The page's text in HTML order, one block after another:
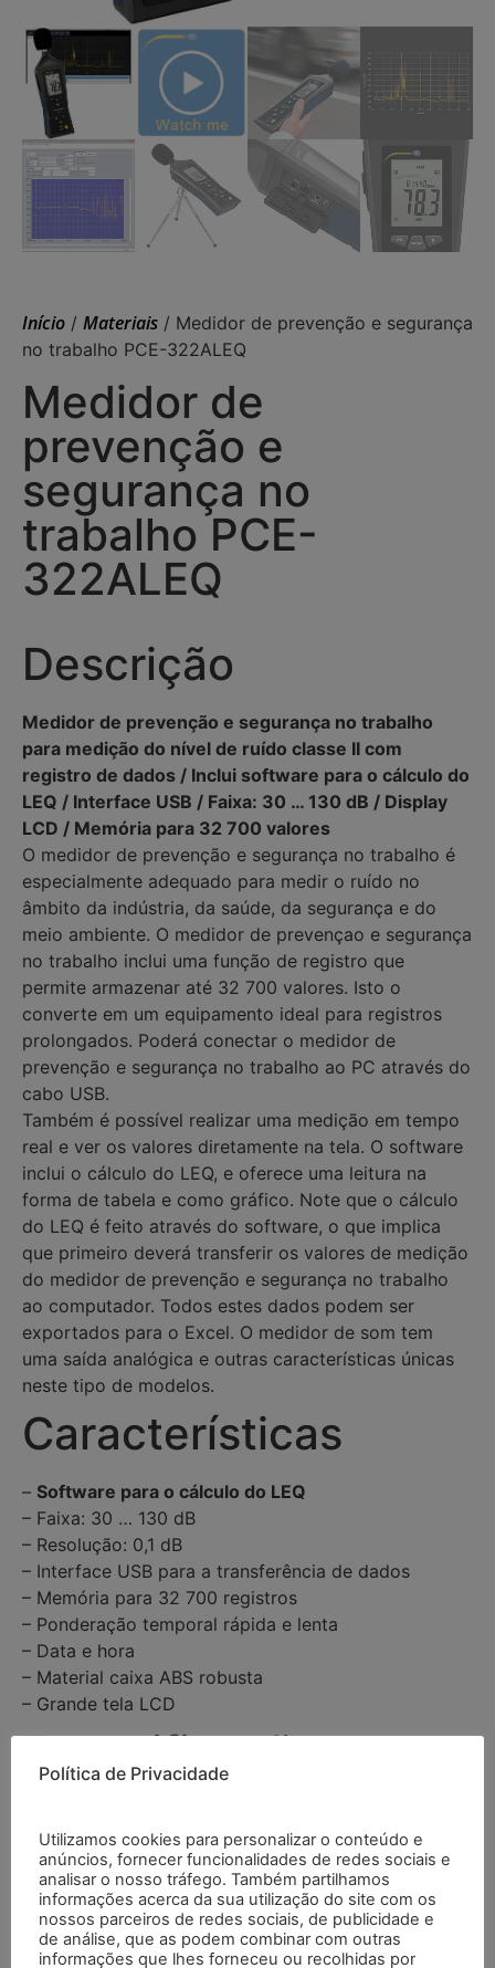
Início / Materiais / Medidor de prevenção e segurança
no trabalho PCE-322ALEQ
Medidor de
prevenção e
segurança no
trabalho PCE-
322ALEQ
Descrição
Medidor de prevenção e segurança no trabalho
para medição do nível de ruído classe II com
registro de dados / Inclui software para o cálculo do
LEQ / Interface USB / Faixa: 30 … 130 dB / Display
LCD / Memória para 32 700 valores
O medidor de prevenção e segurança no trabalho é
especialmente adequado para medir o ruído no
âmbito da indústria, da saúde, da segurança e do
meio ambiente. O medidor de prevençao e segurança
no trabalho inclui uma função de registro que
permite armazenar até 32 700 valores. Isto o
converte em um equipamento ideal para registros
prolongados. Poderá conectar o medidor de
prevenção e segurança no trabalho ao PC através do
cabo USB.
Também é possível realizar uma medição em tempo
real e ver os valores diretamente na tela. O software
inclui o cálculo do LEQ, e oferece uma leitura na
forma de tabela e como gráfico. Note que o cálculo
do LEQ é feito através do software, o que implica
que primeiro deverá transferir os valores de medição
do medidor de prevenção e segurança no trabalho
ao computador. Todos estes dados podem ser
exportados para o Excel. O medidor de som tem
uma saída analógica e outras características únicas
neste tipo de modelos.
Características
– Software para o cálculo do LEQ
– Faixa: 30 … 130 dB
– Resolução: 0,1 dB
– Interface USB para a transferência de dados
– Memória para 32 700 registros
– Ponderação temporal rápida e lenta
– Data e hora
– Material caixa ABS robusta
– Grande tela LCD
Especificações
Medium 50 … 100 dB
High 80 … 130 dB
Auto 30 … 130 dB
Faixa dinâmica 50 dB
Política de Privacidade
Utilizamos cookies para personalizar o conteúdo e
anúncios, fornecer funcionalidades de redes sociais e
analisar o nosso tráfego. Também partilhamos
informações acerca da sua utilização do site com os
nossos parceiros de redes sociais, de publicidade e
de análise, que as podem combinar com outras
informações que lhes forneceu ou recolhidas por